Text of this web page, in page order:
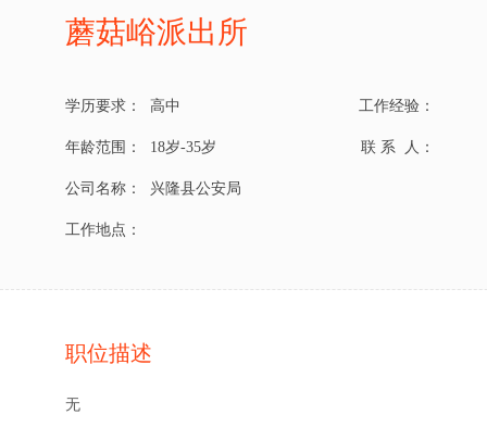
蘑菇峪派出所
学历要求： 高中 工作经验：
年龄范围： 18岁-35岁 联 系 人：
公司名称： 兴隆县公安局
工作地点：
职位描述
无